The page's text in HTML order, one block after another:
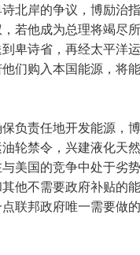
北岸的争议，博励治
若他成为总理将竭尽
卑诗省，再经太平洋运
们购入本国能源，将
负责任地开发能源，
轮禁令，兴建液化天
美国的竞争中处于劣
他不需要政府补贴的
联邦政府唯一需要做